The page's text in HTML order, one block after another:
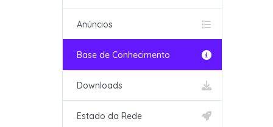
Anúncios
Base de Conhecimento
Downloads
Estado da Rede